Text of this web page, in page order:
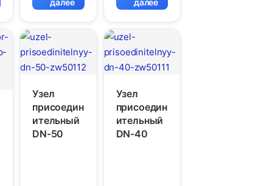
Узел
присоедин
ительный
DN-50
Узел
присоедин
ительный
DN-40